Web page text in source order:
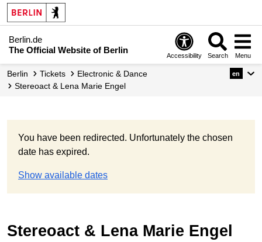
Berlin.de
The Official Website of Berlin
Accessibility Search Menu
Berlin Tickets
Electronic & Dance
Stereoact & Lena Marie Engel
en
You have been redirected. Unfortunately the chosen
date has expired.
Show available dates
Stereoact & Lena Marie Engel